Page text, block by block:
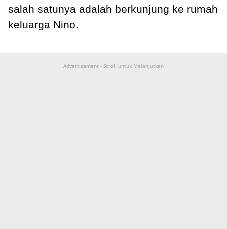
salah satunya adalah berkunjung ke rumah
keluarga Nino.
Advertisement - Scroll untuk Melanjutkan